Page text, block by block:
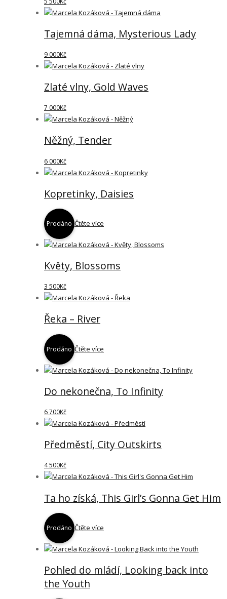
Tajemná dáma, Mysterious Lady
9 000Kč
Zlaté vlny, Gold Waves
7 000Kč
Něžný, Tender
6 000Kč
Kopretinky, Daisies
Prodáno Čtěte více
Květy, Blossoms
3 500Kč
Řeka – River
Prodáno Čtěte více
Do nekonečna, To Infinity
6 700Kč
Předměstí, City Outskirts
4 500Kč
Ta ho získá, This Girl’s Gonna Get Him
Prodáno Čtěte více
Pohled do mládí, Looking back into
the Youth